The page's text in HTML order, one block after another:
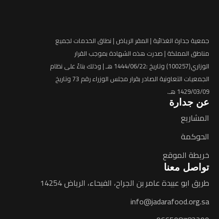
جمعية ﺟﺪارة اﻟﻐﺬاﺋﯿﺔ | المقر الرياض | نطاق الخدمات لجميع
مناطق المملكة | ﺻﺪرت هذه اﻟﺸﻬﺎدة ﺑﻤﻮﺟﺐ اﻟﻘﺮار
اﻟﻮزاري(100257) وﺗﺎرﯾﺦ :1444/06/22 هـ | وذﻟﻚ ﺑﻨﺎءً ﻋﻠﯽ ﻧﻈﺎم
اﻟﺠﻤﻌﯿﺎت اﻟﺘﻌﺎوﻧﯿﺔ اﻟﺼﺎدر ﺑﻘﺮار ﻣﺠﻠﺲ اﻟﻮزراء رﻗﻢ 73 وﺗﺎرﯾﺦ
1429/03/09 هـ.
عن جدارة
المشاريع
الحوكمة
خريطة الموقع
تواصل معنا
طريق ابو عبيدة عامر بن الجراح، الفيحاء، الرياض 14254
info@jadarafood.org.sa